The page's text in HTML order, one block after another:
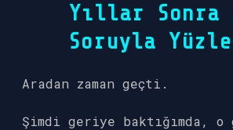
Yıllar Sonra
Soruyla
Aradan zaman geçti.
Şimdi geriye baktığımda, o